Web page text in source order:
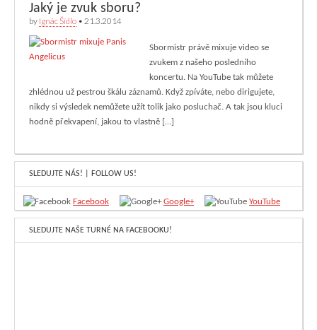
Jaký je zvuk sboru?
by Ignác Šídlo • 21.3.2014
Sbormistr právě mixuje video se
zvukem z našeho posledního
koncertu. Na YouTube tak můžete
zhlédnou už pestrou škálu záznamů. Když zpíváte, nebo dirigujete,
nikdy si výsledek nemůžete užít tolik jako posluchač. A tak jsou kluci
hodně překvapení, jakou to vlastně […]
SLEDUJTE NÁS! | FOLLOW US!
Facebook Google+ YouTube
SLEDUJTE NAŠE TURNÉ NA FACEBOOKU!